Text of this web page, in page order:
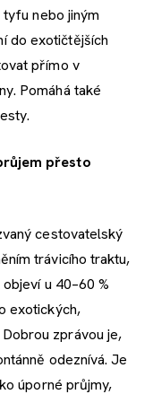
nebo jiným
do exotičtějších
přímo v
Pomáhá také
přesto
cestovatelský
trávicího traktu,
u 40–60 %
exotických,
zprávou je,
odeznívá. Je
úporné průjmy,